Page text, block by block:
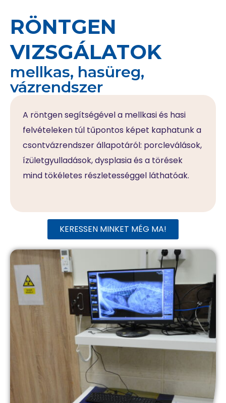
RÖNTGEN
VIZSGÁLATOK
mellkas, hasüreg,
vázrendszer
A röntgen segítségével a mellkasi és hasi
felvételeken túl tűpontos képet kaphatunk a
csontvázrendszer állapotáról: porcleválások,
ízületgyulladások, dysplasia és a törések
mind tökéletes részletességgel láthatóak.
KERESSEN MINKET MÉG MA!